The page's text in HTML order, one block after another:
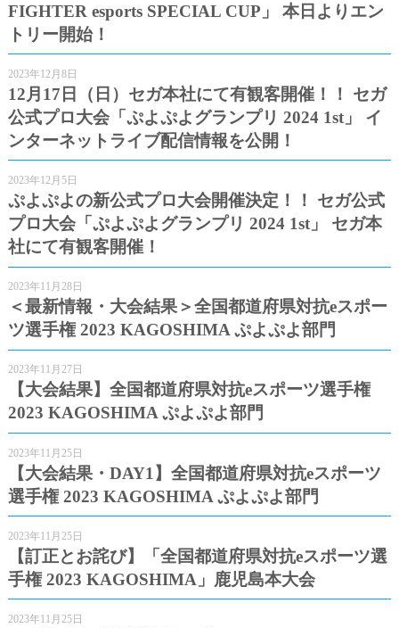
FIGHTER esports SPECIAL CUP」 本日よりエン
トリー開始！
2023年12月8日
12月17日（日）セガ本社にて有観客開催！！ セガ
公式プロ大会「ぷよぷよグランプリ 2024 1st」 イ
ンターネットライブ配信情報を公開！
2023年12月5日
ぷよぷよの新公式プロ大会開催決定！！ セガ公式
プロ大会「ぷよぷよグランプリ 2024 1st」 セガ本
社にて有観客開催！
2023年11月28日
＜最新情報・大会結果＞全国都道府県対抗eスポー
ツ選手権 2023 KAGOSHIMA ぷよぷよ部門
2023年11月27日
【大会結果】全国都道府県対抗eスポーツ選手権
2023 KAGOSHIMA ぷよぷよ部門
2023年11月25日
【大会結果・DAY1】全国都道府県対抗eスポーツ
選手権 2023 KAGOSHIMA ぷよぷよ部門
2023年11月25日
【訂正とお詫び】「全国都道府県対抗eスポーツ選
手権 2023 KAGOSHIMA」鹿児島本大会
2023年11月25日